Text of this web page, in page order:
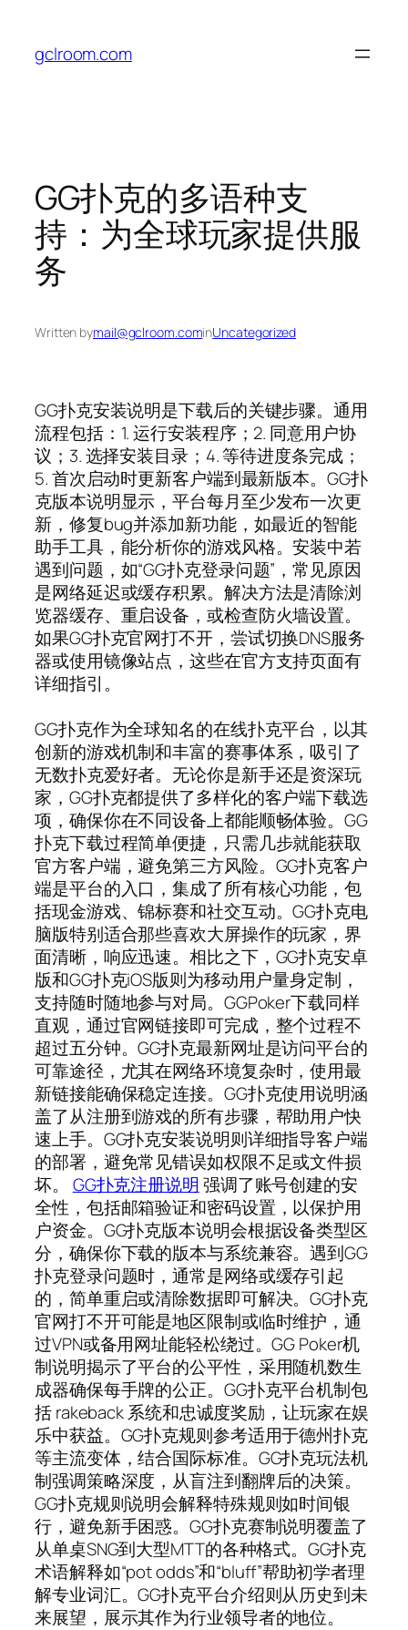
content
gclroom.com
GG扑克的多语种支
持：为全球玩家提供服
务
Written bymail@gclroom.cominUncategorized
GG扑克安装说明是下载后的关键步骤。通用
流程包括：1. 运行安装程序；2. 同意用户协
议；3. 选择安装目录；4. 等待进度条完成；
5. 首次启动时更新客户端到最新版本。GG扑
克版本说明显示，平台每月至少发布一次更
新，修复bug并添加新功能，如最近的智能
助手工具，能分析你的游戏风格。安装中若
遇到问题，如“GG扑克登录问题”，常见原因
是网络延迟或缓存积累。解决方法是清除浏
览器缓存、重启设备，或检查防火墙设置。
如果GG扑克官网打不开，尝试切换DNS服务
器或使用镜像站点，这些在官方支持页面有
详细指引。
GG扑克作为全球知名的在线扑克平台，以其
创新的游戏机制和丰富的赛事体系，吸引了
无数扑克爱好者。无论你是新手还是资深玩
家，GG扑克都提供了多样化的客户端下载选
项，确保你在不同设备上都能顺畅体验。GG
扑克下载过程简单便捷，只需几步就能获取
官方客户端，避免第三方风险。GG扑克客户
端是平台的入口，集成了所有核心功能，包
括现金游戏、锦标赛和社交互动。GG扑克电
脑版特别适合那些喜欢大屏操作的玩家，界
面清晰，响应迅速。相比之下，GG扑克安卓
版和GG扑克iOS版则为移动用户量身定制，
支持随时随地参与对局。GGPoker下载同样
直观，通过官网链接即可完成，整个过程不
超过五分钟。GG扑克最新网址是访问平台的
可靠途径，尤其在网络环境复杂时，使用最
新链接能确保稳定连接。GG扑克使用说明涵
盖了从注册到游戏的所有步骤，帮助用户快
速上手。GG扑克安装说明则详细指导客户端
的部署，避免常见错误如权限不足或文件损
坏。 GG扑克注册说明强调了账号创建的安
全性，包括邮箱验证和密码设置，以保护用
户资金。GG扑克版本说明会根据设备类型区
分，确保你下载的版本与系统兼容。遇到GG
扑克登录问题时，通常是网络或缓存引起
的，简单重启或清除数据即可解决。GG扑克
官网打不开可能是地区限制或临时维护，通
过VPN或备用网址能轻松绕过。GG Poker机
制说明揭示了平台的公平性，采用随机数生
成器确保每手牌的公正。GG扑克平台机制包
括 rakeback 系统和忠诚度奖励，让玩家在娱
乐中获益。GG扑克规则参考适用于德州扑克
等主流变体，结合国际标准。GG扑克玩法机
制强调策略深度，从盲注到翻牌后的决策。
GG扑克规则说明会解释特殊规则如时间银
行，避免新手困惑。GG扑克赛制说明覆盖了
从单桌SNG到大型MTT的各种格式。GG扑克
术语解释如“pot odds”和“bluff”帮助初学者理
解专业词汇。GG扑克平台介绍则从历史到未
来展望，展示其作为行业领导者的地位。